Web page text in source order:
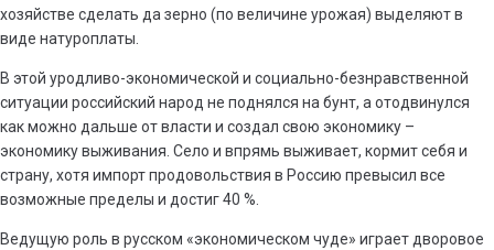
хозяйстве сделать да зерно (по величине урожая) выделяют в
виде натуроплаты.
В этой уродливо-экономической и социально-безнравственной
ситуации российский народ не поднялся на бунт, а отодвинулся
как можно дальше от власти и создал свою экономику –
экономику выживания. Село и впрямь выживает, кормит себя и
страну, хотя импорт продовольствия в Россию превысил все
возможные пределы и достиг 40 %.
Ведущую роль в русском «экономическом чуде» играет дворовое